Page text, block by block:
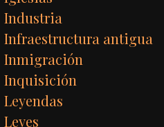
Industria
Infraestructura antigua
Inmigración
Inquisición
Leyendas
Leyes